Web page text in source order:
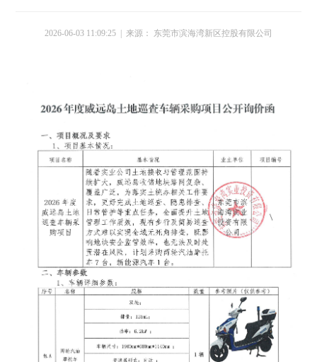
2026-06-03 11:09:25 | 来源： 东莞市滨海湾新区控股有限公司